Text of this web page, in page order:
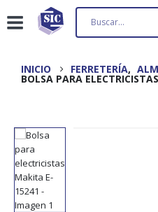
INICIO FERRETERÍA,
BOLSA PARA